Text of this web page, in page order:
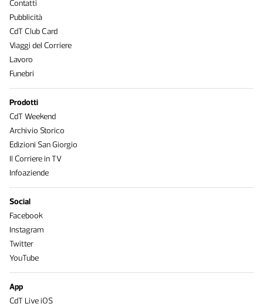
Contatti
Pubblicità
CdT Club Card
Viaggi del Corriere
Lavoro
Funebri
Prodotti
CdT Weekend
Archivio Storico
Edizioni San Giorgio
Il Corriere in TV
Infoaziende
Social
Facebook
Instagram
Twitter
YouTube
App
CdT Live iOS